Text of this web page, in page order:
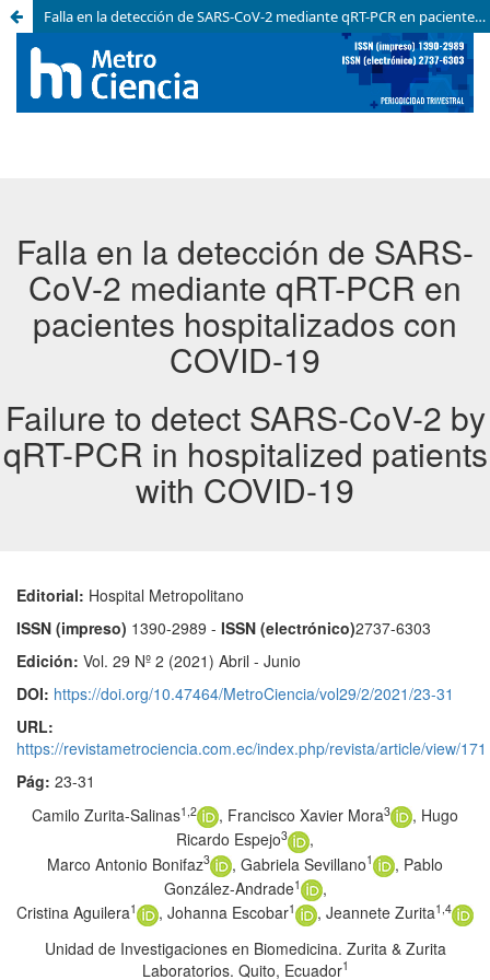
Falla en la detección de SARS-CoV-2 mediante qRT-PCR en pacientes hospitalizados con COVID-19